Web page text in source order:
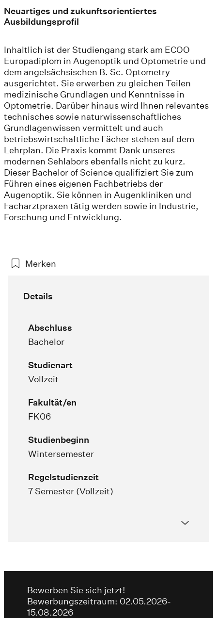
Neuartiges und zukunftsorientiertes
Ausbildungsprofil
Inhaltlich ist der Studiengang stark am ECOO
Europadiplom in Augenoptik und Optometrie und
dem angelsächsischen B. Sc. Optometry
ausgerichtet. Sie erwerben zu gleichen Teilen
medizinische Grundlagen und Kenntnisse in
Optometrie. Darüber hinaus wird Ihnen relevantes
technisches sowie naturwissenschaftliches
Grundlagenwissen vermittelt und auch
betriebswirtschaftliche Fächer stehen auf dem
Lehrplan. Die Praxis kommt Dank unseres
modernen Sehlabors ebenfalls nicht zu kurz.
Dieser Bachelor of Science qualifiziert Sie zum
Führen eines eigenen Fachbetriebs der
Augenoptik. Sie können in Augenkliniken und
Facharztpraxen tätig werden sowie in Industrie,
Forschung und Entwicklung.
Merken
Details
Abschluss
Bachelor
Studienart
Vollzeit
Fakultät/en
FK06
Studienbeginn
Wintersemester
Regelstudienzeit
7 Semester (Vollzeit)
Bewerben Sie sich jetzt!
Bewerbungszeitraum: 02.05.2026-
15.08.2026